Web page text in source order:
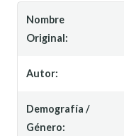
Nombre
Original:
Autor:
Demografía /
Género: